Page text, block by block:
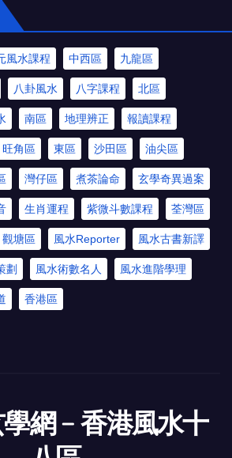
風水課程 中西區 九龍區
八卦風水 八字課程 北區
南區 地理辨正 報讀課程
旺角區 東區 沙田區 油尖區
灣仔區 煮茶論命 玄學奇異過案
生肖運程 紫微斗數課程 荃灣區
觀塘區 風水Reporter 風水古書新譯
劃 風水術數名人 風水進階學理
香港區
網﹣香港風水十